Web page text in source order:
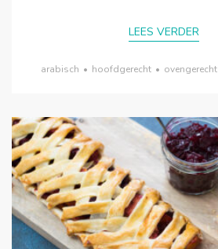
LEES VERDER
arabisch • hoofdgerecht • ovengerecht